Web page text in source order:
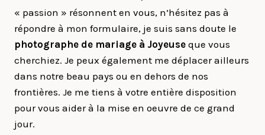
« passion » résonnent en vous, n’hésitez pas à
répondre à mon formulaire, je suis sans doute le
photographe de mariage à Joyeuse que vous
cherchiez. Je peux également me déplacer ailleurs
dans notre beau pays ou en dehors de nos
frontières. Je me tiens à votre entière disposition
pour vous aider à la mise en oeuvre de ce grand
jour.